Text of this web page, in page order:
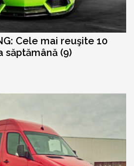
Cele mai reuşite 10
săptămână (9)